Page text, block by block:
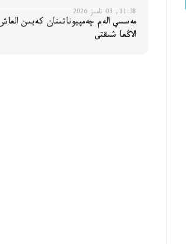
11:38, 03 تامىز 2026
مەسسي الەم چەمپيوناتىنان كەيىن
الاڭعا شىقتى